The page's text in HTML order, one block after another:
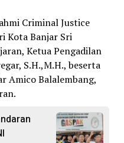
Criminal Justice
Kota Banjar Sri
Ketua Pengadilan
S.H.,M.H., beserta
Amico Balalembang,